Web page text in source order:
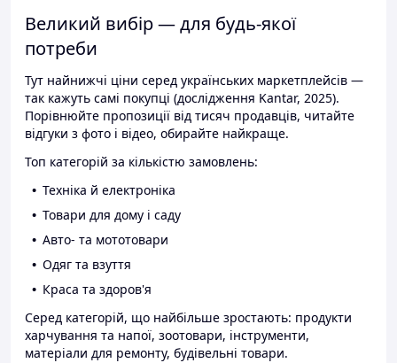
Великий вибір — для будь-якої
потреби
Тут найнижчі ціни серед українських маркетплейсів —
так кажуть самі покупці (дослідження Kantar, 2025).
Порівнюйте пропозиції від тисяч продавців, читайте
відгуки з фото і відео, обирайте найкраще.
Топ категорій за кількістю замовлень:
Техніка й електроніка
Товари для дому і саду
Авто- та мототовари
Одяг та взуття
Краса та здоров'я
Серед категорій, що найбільше зростають: продукти
харчування та напої, зоотовари, інструменти,
матеріали для ремонту, будівельні товари.